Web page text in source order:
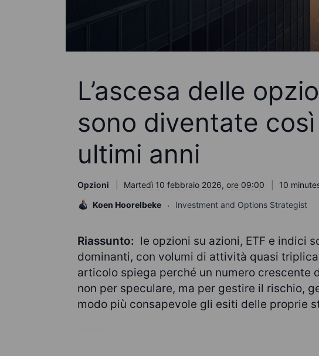
L’ascesa delle
sono diventate
ultimi anni
Opzioni Martedì 10 febbraio 2026, ore 09:00
10
Koen Hoorelbeke
Investment and Options Strategist
Riassunto: le opzioni su azioni, ETF e indici
dominanti, con volumi di attività quasi
articolo spiega perché un numero crescente
non per speculare, ma per gestire il rischio,
modo più consapevole gli esiti delle proprie